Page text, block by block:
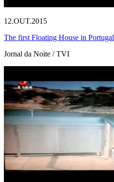
12.OUT.2015
The first Floating House in Portugal
Jornal da Noite / TVI